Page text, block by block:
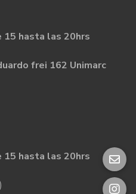
15 hasta las 20hrs
frei 162 Unimarc
15 hasta las 20hrs